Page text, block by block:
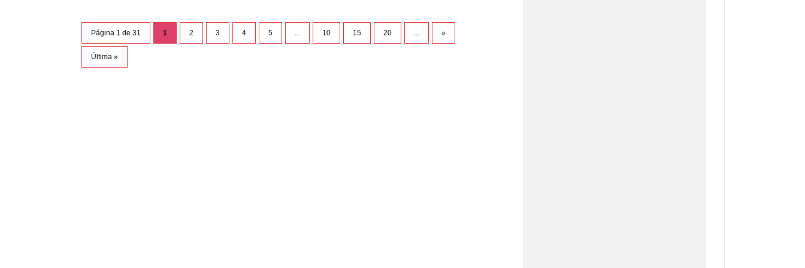
Página 1 de 31 1 2 3 4 5 ... 10 15 20 ... »
Última »